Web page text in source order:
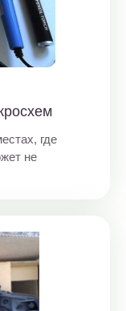
где
не